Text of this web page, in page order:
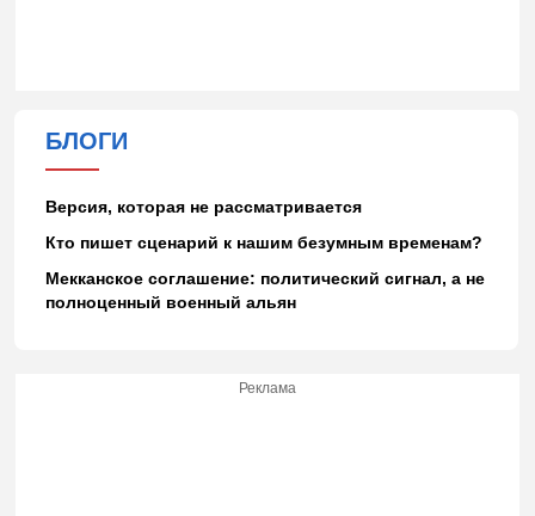
БЛОГИ
Версия, которая не рассматривается
Кто пишет сценарий к нашим безумным временам?
Мекканское соглашение: политический сигнал, а не
полноценный военный альян
Реклама